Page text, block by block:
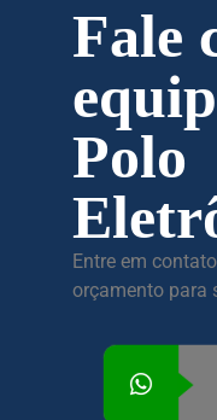
Fale
Polo
Entre em
orçamento para